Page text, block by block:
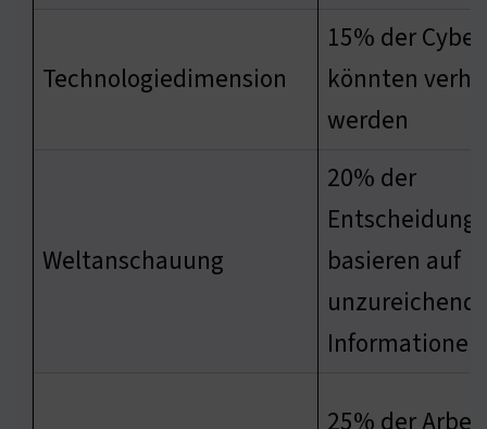
Technologiedimension
15% der
könnten
werden
Weltanschauung
20% der
basieren auf
Informationen